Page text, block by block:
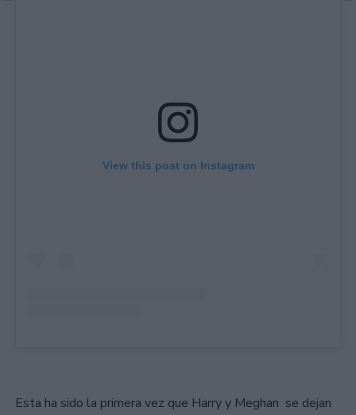
View this post on Instagram
Esta ha sido la primera vez que Harry y Meghan se dejan